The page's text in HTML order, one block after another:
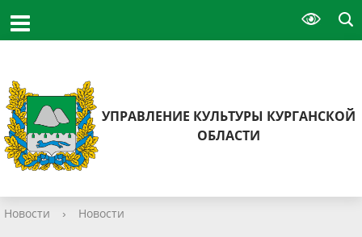
УПРАВЛЕНИЕ КУЛЬТУРЫ КУРГАНСКОЙ
ОБЛАСТИ
Новости › Новости